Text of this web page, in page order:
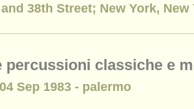
38th Street; New York, New
percussioni classiche e
Sep 1983 - palermo